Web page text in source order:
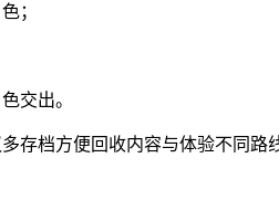
；
交出。
存档方便回收内容与体验不同路